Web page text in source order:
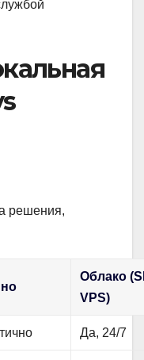
решения,
Облако
VPS)
Да, 24/7